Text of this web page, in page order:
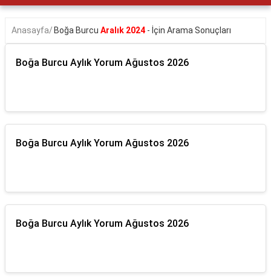
Anasayfa Boğa Burcu Aralık 2024 - İçin Arama Sonuçları
Boğa Burcu Aylık Yorum Ağustos 2026
Boğa Burcu Aylık Yorum Ağustos 2026
Boğa Burcu Aylık Yorum Ağustos 2026